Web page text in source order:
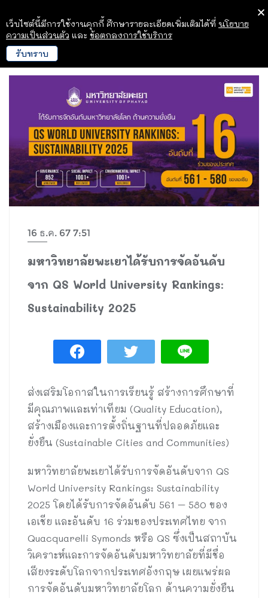
16 ธ.ค. 67 7:51
มหาวิทยาลัยพะเยาได้รับการจัดอันดับ
จาก QS World University Rankings:
Sustainability 2025
ส่งเสริมโอกาสในการเรียนรู้ สร้างการศึกษาที่
มีคุณภาพและเท่าเทียม (Quality Education),
สร้างเมืองและการตั้งถิ่นฐานที่ปลอดภัยและ
ยั่งยืน (Sustainable Cities and Communities)
มหาวิทยาลัยพะเยาได้รับการจัดอันดับจาก QS
World University Rankings: Sustainability
2025 โดยได้รับการจัดอันดับ 561 – 580 ของ
เอเชีย และอันดับ 16 ร่วมของประเทศไทย จาก
Quacquarelli Symonds หรือ QS ซึ่งเป็นสถาบัน
วิเคราะห์และการจัดอันดับมหาวิทยาลัยที่มีชื่อ
เสียงระดับโลกจากประเทศอังกฤษ เผยแพร่ผล
การจัดอันดับมหาวิทยาลัยโลก ด้านความยั่งยืน
เว็บไซต์นี้มีการใช้งานคุกกี้ ศึกษารายละเอียดเพิ่มเติมได้ที่ นโยบาย
ความเป็นส่วนตัว และ ข้อตกลงการใช้บริการ
รับทราบ